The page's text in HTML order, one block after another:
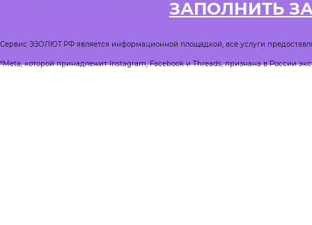
ЗАПОЛНИТЬ
Сервис ЭЗОЛЮТ.РФ является информационной площадкой, все услуги
*Meta, которой принадлежит Instagram, Facebook и Threads, признана в России